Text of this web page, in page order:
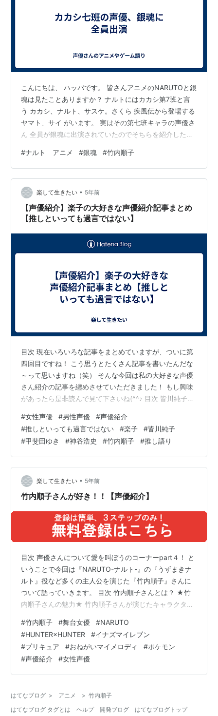
こんにちは、 ハッパです。 皆さんアニメのNARUTOと銀
魂は見たことありますか？ ナルトにはカカシ第7班と言
う カカシ、ナルト、サスケ。さくら 疾風伝から登場する
ヤマト、サイ がいます。 実はその第七班キャラの声優さ
ん 全員が銀魂に出演されていたのでそちらを紹介したい
るのはナルトの声優の竹内順子さんです。 竹内順子さん
はアニメNARUTOの主人公ナルトの声で聞いたことがな
い人はいないのでは？と思います。 銀魂で担当されたの
は 「大五郎君」です。 最初は誰？この声？ というイメ
ージですが 途中からあ！ナルトやんって声になります。
初登場の1…
#ナルト アニメ #銀魂 #竹内順子
楽して生きたい • 5年前
【声優紹介】楽子の大好きな声優紹介記事まとめ
【推しといっても過言ではない】
目次 現在いろいろな記事をまとめていますが、ついに第
四回目ですね！ こう思うとたくさん記事を書いたんだな
～って思いますね（笑） そんな今回は私の大好きな声優
さん紹介の記事を纏めさせていただきました！ もし興味
があったら是非読んで見て下さいね(^^♪ 目次 皆川純子さ
【声優紹介】 緒方恵美さんが好き！！【声優紹介】 竹内
順子さんが好き！！【声優紹介】 斎賀みつきさんが好
き！！【声優紹介】 神谷浩史さんは私の人生を狂わせた
【声優紹介】 最後に 皆川純子さんが好き！！【声優紹
介】 rakusiteikiru.hateblo.jp 甲斐田ゆきさんが好き…
#女性声優 #男性声優 #声優紹介
#推しといっても過言ではない #楽子 #皆川純子
#甲斐田ゆき #神谷浩史 #竹内順子 #推し語り
楽して生きたい • 5年前
竹内順子さんが好き！！【声優紹介】
目次 声優さんについて愛を叫ぼうのコーナーpart４！ と
いうことで今回は『NARUTO-ナルト-』の『うずまきナ
ルト』役など多くの主人公を演じた『竹内順子』さんに
ついて語っていきます。 目次 竹内順子さんとは？ ★竹
内順子さんの魅力★ 竹内順子さんが演じたキャラクター
さんは、劇団BQ MAPおよび尾木プロ THE NEXTに所属
している日本の声優、舞台女優になります。 埼玉県出身
の４月５日生まれです。 数多くの少年主人公を演じてい
る超絶有名な声優さんになります。 2011年に第5回声優
アワードにてキッズファミリー賞、2012年に第6回…
#竹内順子 #舞台女優 #NARUTO
#HUNTER×HUNTER #イナズマイレブン
#プリキュア #おねがいマイメロディ #ポケモン
#声優紹介 #女性声優
はてなブログ > アニメ > 竹内順子
はてなブログ タグとは
ヘルプ 開発ブログ はてなブログトップ